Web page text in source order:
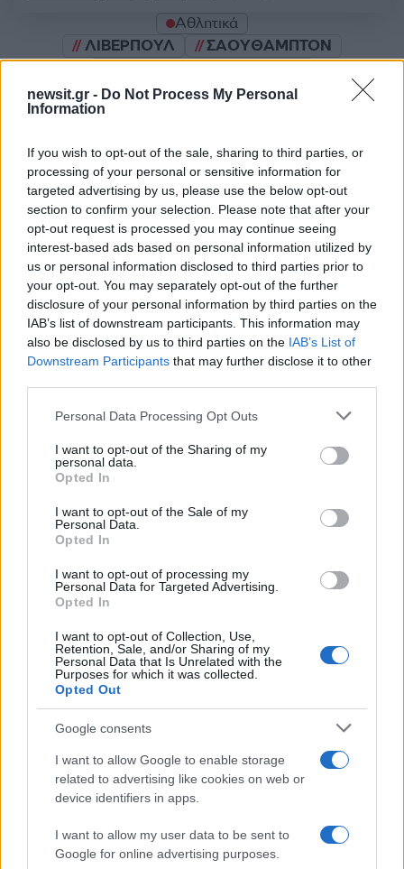
newsit.gr - Do Not Process My Personal
Information
If you wish to opt-out of the sale, sharing to third parties, or
processing of your personal or sensitive information for
targeted advertising by us, please use the below opt-out
section to confirm your selection. Please note that after your
opt-out request is processed you may continue seeing
interest-based ads based on personal information utilized by
us or personal information disclosed to third parties prior to
your opt-out. You may separately opt-out of the further
disclosure of your personal information by third parties on the
IAB’s list of downstream participants. This information may
also be disclosed by us to third parties on the IAB’s List of
Downstream Participants that may further disclose it to other
Please note that this website/app uses one or more Google
not limited to your visit or usage behaviour. You may click to
grant or deny consent to Google and its third-party tags to
use your data for below specified purposes in below Google
consent section.
Personal Data Processing Opt Outs
I want to opt-out of the Sharing of my
personal data.
Opted In
I want to opt-out of the Sale of my
Personal Data.
Opted In
I want to opt-out of processing my
Personal Data for Targeted Advertising.
Opted In
I want to opt-out of Collection, Use,
Retention, Sale, and/or Sharing of my
Personal Data that Is Unrelated with the
Purposes for which it was collected.
Opted Out
Google consents
I want to allow Google to enable storage
related to advertising like cookies on web or
device identifiers in apps.
I want to allow my user data to be sent to
Google for online advertising purposes.
Αθλητικά
ΛΙΒΕΡΠΟΥΛ
ΣΑΟΥΘΑΜΠΤΟΝ
τελευταία νέατης ημέρας
Πιο δημοφιλή
1 Σέρρες: Βίντεο ντοκουμέντο από το
τροχαίο με νεκρούς μητέρα και γιο – Ο
οδηγός του φορτηγού κατέγραψε τη
σύγκρουση
2Στα Χανιά για ολιγοήμερες διακοπές ο
Μαρέβα
Marfin: Η 46χρονη πήρε προθεσμία για να
απολογηθεί την Τρίτη – «Είναι αθώα,
συμμετείχε στη διαδήλωση όπως και
ΠΑΟΚ – Άντερλεχτ 0-1: Οι Θεσσαλονικείς
ηττήθηκαν στο τρελό ματς της Τούμπας και
Η βαθμολογία της UEFA μετά την ήττα του
ΠΑΟΚ από την Άντερλεχτ
Πιο σχολιασμένα
184 Έφυγαν οι συνεργάτες, μένει η Μαρία
Καρυστιανού - Η επόμενη μέρα για την
«Ελπίδα για τη Δημοκρατία»
Canadair 515: Οι πρώτες εικόνες από την
κατασκευή του αεροσκάφους που θα
επιχειρεί και τη νύχτα στα μέτωπα της
Μεταφορές χρημάτων: Πότε μπορεί να
θεωρηθούν δωρεές και να επιβληθεί